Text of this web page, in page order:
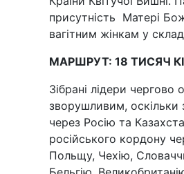
присутність Матері
вагітним жінкам у
МАРШРУТ: 18 ТИСЯЧ
Зібрані лідери
зворушливим, оскільки
через Росію та
російського кордону
Польщу, Чехію,